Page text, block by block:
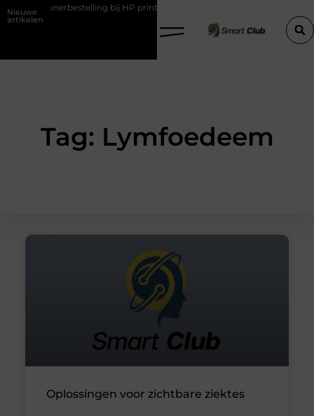
Nieuwe
artikelen
tonerbestelling bij HP printers
Tag: Lymfoedeem
Oplossingen voor zichtbare ziektes